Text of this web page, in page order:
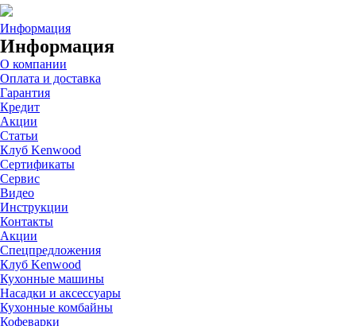
Информация
Информация
О компании
Оплата и доставка
Гарантия
Кредит
Акции
Статьи
Клуб Kenwood
Сертификаты
Сервис
Видео
Инструкции
Контакты
Акции
Спецпредложения
Клуб Kenwood
Кухонные машины
Насадки и аксессуары
Кухонные комбайны
Кофеварки